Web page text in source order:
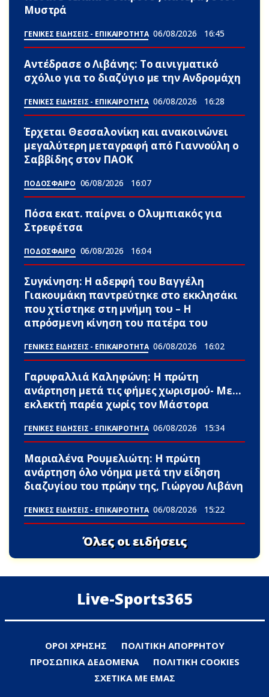
Μυστρά
ΓΕΝΙΚΕΣ ΕΙΔΗΣΕΙΣ - ΕΠΙΚΑΙΡΟΤΗΤΑ 06/08/2026 16:45
Αντέδρασε ο Λιβάνης: To αινιγματικό
σχόλιο για το διαζύγιο με την Ανδρομάχη
ΓΕΝΙΚΕΣ ΕΙΔΗΣΕΙΣ - ΕΠΙΚΑΙΡΟΤΗΤΑ 06/08/2026 16:28
Έρχεται Θεσσαλονίκη και ανακοινώνει
μεγαλύτερη μεταγραφή από Γιαννούλη ο
Σαββίδης στον ΠΑΟΚ
ΠΟΔΟΣΦΑΙΡΟ 06/08/2026 16:07
Πόσα εκατ. παίρνει ο Ολυμπιακός για
Στρεφέτσα
ΠΟΔΟΣΦΑΙΡΟ 06/08/2026 16:04
Συγκίνηση: Η αδεpφή του Βαγγέλη
Γιακουμάκη παντρεύτηκε στο εκκλησάκι
που χτίστηκε στη μνήμη του – Η
απρόσμενη κίνηση του πατέpα του
ΓΕΝΙΚΕΣ ΕΙΔΗΣΕΙΣ - ΕΠΙΚΑΙΡΟΤΗΤΑ 06/08/2026 16:02
Γαρυφαλλιά Καληφώνη: Η πρώτη
ανάρτηση μετά τις φήμες χωρισμού- Με…
εκλεκτή παρέα χωρίς τον Μάστορα
ΓΕΝΙΚΕΣ ΕΙΔΗΣΕΙΣ - ΕΠΙΚΑΙΡΟΤΗΤΑ 06/08/2026 15:34
Μαριαλένα Ρουμελιώτη: Η πρώτη
ανάρτηση όλο νόημα μετά την είδηση
διαζυγίου του πρώην της, Γιώργου Λιβάνη
ΓΕΝΙΚΕΣ ΕΙΔΗΣΕΙΣ - ΕΠΙΚΑΙΡΟΤΗΤΑ 06/08/2026 15:22
Όλες οι ειδήσεις
Live-Sports365
ΟΡΟΙ ΧΡΗΣΗΣ
ΠΟΛΙΤΙΚΗ ΑΠΟΡΡΗΤΟΥ
ΠΡΟΣΩΠΙΚΑ ΔΕΔΟΜΕΝΑ
ΠΟΛΙΤΙΚΗ COOKIES
ΣΧΕΤΙΚΑ ΜΕ ΕΜΑΣ